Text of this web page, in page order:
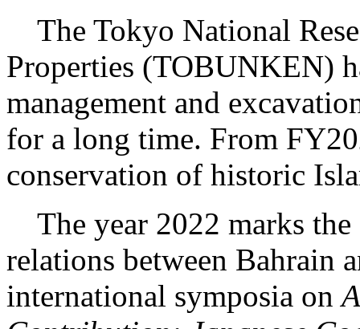
The Tokyo National
Properties (TOBUNKEN)
management and
for a long time. From
conservation of historic
The year 2022 marks
relations between Bahrain
international symposia on